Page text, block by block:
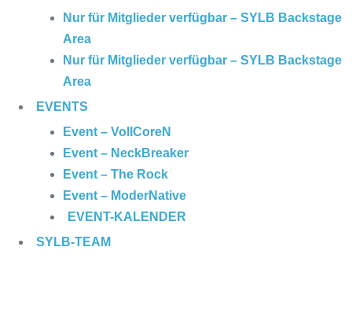
Nur für Mitglieder verfügbar – SYLB Backstage
Area
Nur für Mitglieder verfügbar – SYLB Backstage
Area
EVENTS
Event – VollCoreN
Event – NeckBreaker
Event – The Rock
Event – ModerNative
EVENT-KALENDER
SYLB-TEAM